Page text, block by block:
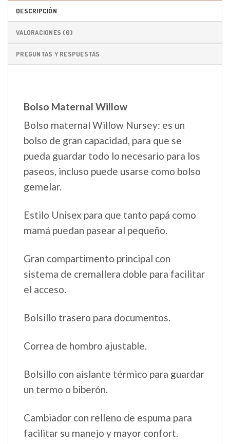
DESCRIPCIÓN
VALORACIONES (0)
PREGUNTAS Y RESPUESTAS
Bolso Maternal Willow
Bolso maternal Willow Nursey: es un
bolso de gran capacidad, para que se
pueda guardar todo lo necesario para los
paseos, incluso puede usarse como bolso
gemelar.
Estilo Unisex para que tanto papá como
mamá puedan pasear al pequeño.
Gran compartimento principal con
sistema de cremallera doble para facilitar
el acceso.
Bolsillo trasero para documentos.
Correa de hombro ajustable.
Bolsillo con aislante térmico para guardar
un termo o biberón.
Cambiador con relleno de espuma para
facilitar su manejo y mayor confort.